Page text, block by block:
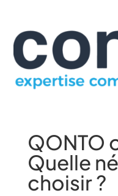
QONTO
Quelle
choisir ?